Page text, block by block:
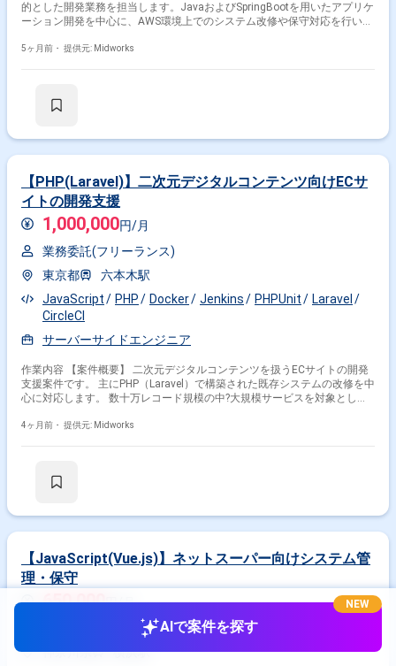
的とした開発業務を担当します。JavaおよびSpringBootを用いたアプリケ
ーション開発を中心に、AWS環境上でのシステム改修や保守対応を行い、
連携しながら、設計内容を理解した上で実装から運用を意識した対応を行
5ヶ月前・ 提供元: Midworks
【PHP(Laravel)】二次元デジタルコンテンツ向けECサ
イトの開発支援
1,000,000円/月
業務委託(フリーランス)
東京都
六本木駅
JavaScript
PHP Docker Jenkins PHPUnit
Laravel
CircleCI
サーバーサイドエンジニア
作業内容 【案件概要】 二次元デジタルコンテンツを扱うECサイトの開発
支援案件です。 主にPHP（Laravel）で構築された既存システムの改修を中
心に対応します。 数十万レコード規模の中?大規模サービスを対象とした
入されています。 一部アダルトコンテンツを取り扱うサービスとなりま
4ヶ月前・ 提供元: Midworks
【JavaScript(Vue.js)】ネットスーパー向けシステム管
理・保守
650,000円/月
業務委託(フリーランス)
神奈川県
横浜駅
AIで案件を探す
NEW